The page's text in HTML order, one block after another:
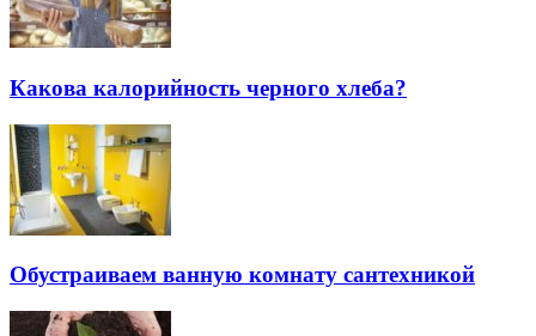
Какова калорийность черного хлеба?
Обустраиваем ванную комнату сантехникой